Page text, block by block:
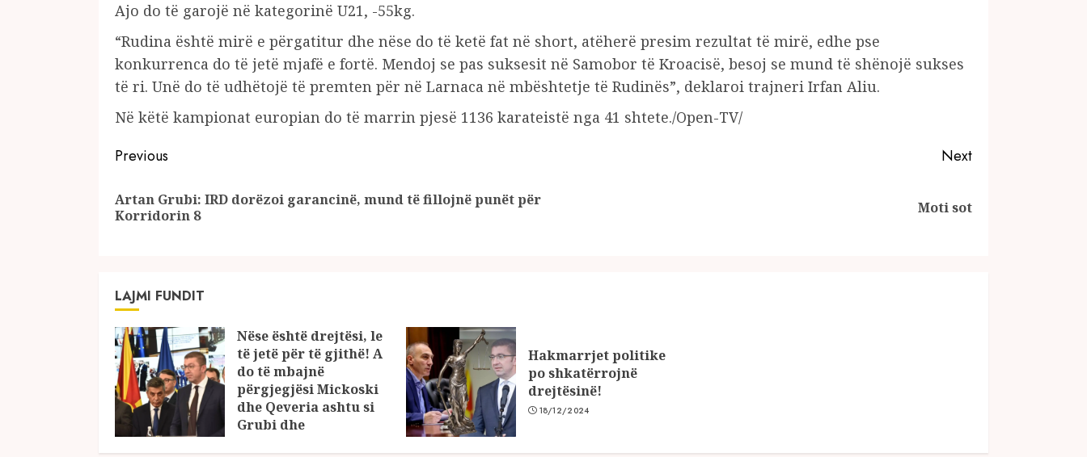
Ajo do të garojë në kategorinë U21, -55kg.
“Rudina është mirë e përgatitur dhe nëse do të ketë fat në short, atëherë presim rezultat të mirë, edhe pse
konkurrenca do të jetë mjafë e fortë. Mendoj se pas suksesit në Samobor të Kroacisë, besoj se mund të shënojë sukses
të ri. Unë do të udhëtojë të premten për në Larnaca në mbështetje të Rudinës”, deklaroi trajneri Irfan Aliu.
Në këtë kampionat europian do të marrin pjesë 1136 karateistë nga 41 shtete./Open-TV/
Continue
Reading
Previous
Artan Grubi: IRD dorëzoi garancinë, mund të fillojnë punët për
Korridorin 8
Next
Moti sot
LAJMI FUNDIT
Nëse është drejtësi, le
të jetë për të gjithë! A
do të mbajnë
përgjegjësi Mickoski
dhe Qeveria ashtu si
Grubi dhe
Hakmarrjet politike
po shkatërrojnë
drejtësinë!
18/12/2024